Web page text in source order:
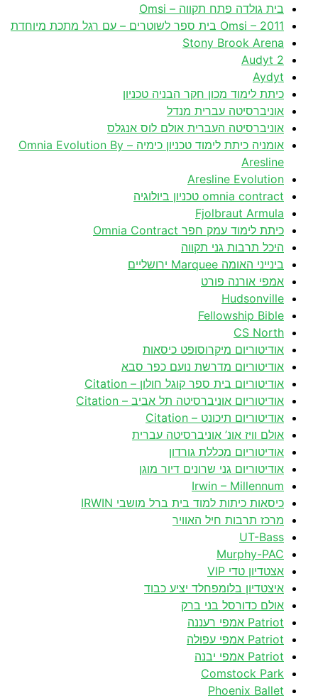
בית גולדה פתח תקווה – Omsi
Omsi – 2011 בית ספר לשוטרים – עם רגל מתכת מיוחדת
Stony Brook Arena
Audyt 2
Aydyt
כיתת לימוד מכון חקר הבניה טכניון
אוניברסיטה עברית מנדל
אוניברסיטה העברית אולם לוס אנגלס
אומניה כיתת לימוד טכניון כימיה – Omnia Evolution By
Aresline
Aresline Evolution
omnia contract טכניון ביולוגיה
Fjolbraut Armula
כיתת לימוד עמק חפר Omnia Contract
היכל תרבות גני תקווה
בינייני האומה Marquee ירושליים
אמפי אורנה פורט
Hudsonville
Fellowship Bible
CS North
אודיטוריום מיקרוסופט כיסאות
אודיטוריום מדרשת נועם כפר סבא
אודיטוריום בית ספר קוגל חולון – Citation
אודיטוריום אוניברסיטה תל אביב – Citation
אודיטוריום תיכונט – Citation
אולם וויז אונ’ אוניברסיטה עברית
אודיטוריום מכללת גורדון
אודיטוריום גני שרונים דיור מוגן
Irwin – Millennum
כיסאות כיתות למוד בית ברל מושבי IRWIN
מרכז תרבות חיל האוויר
UT-Bass
Murphy-PAC
אצטדיון טדי VIP
איצטדיון בלומפחלד יציע כבוד
אולם כדורסל בני ברק
Patriot אמפי רעננה
Patriot אמפי עפולה
Patriot אמפי יבנה
Comstock Park
Phoenix Ballet